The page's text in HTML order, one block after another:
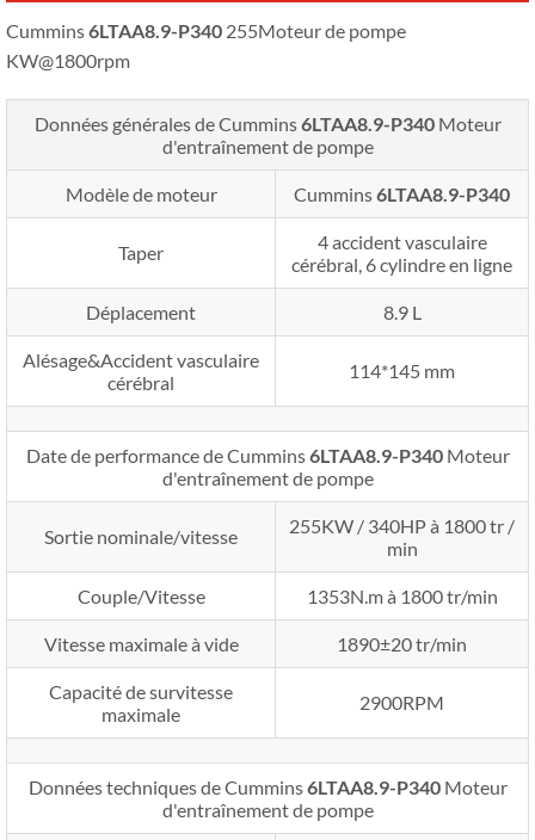
Cummins6LTAA8.9-P340 255Moteur de pompe
KW@1800rpm
Données générales de Cummins6LTAA8.9-P340 Moteur
d'entraînement de pompe
Modèle de moteur Cummins6LTAA8.9-P340
Taper
4 accident vasculaire
cérébral, 6 cylindre en ligne
Déplacement 8.9 L
Alésage&Accident vasculaire
cérébral
114*145 mm
Date de performance de Cummins6LTAA8.9-P340 Moteur
d'entraînement de pompe
Sortie nominale/vitesse
255KW / 340HP à 1800 tr /
min
Couple/Vitesse 1353N.m à 1800 tr/min
Vitesse maximale à vide 1890±20 tr/min
Capacité de survitesse
maximale
2900RPM
Données techniques de Cummins6LTAA8.9-P340 Moteur
d'entraînement de pompe